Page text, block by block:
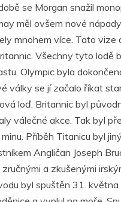
se Morgan snažil
měl ovšem nové
mnohem více. Tato vize
Všechny tyto lodě
Olympic byla
války se jí začalo říkat
loď. Britannic byl
válečné akce. Tak byl
Příběh Titanicu byl
Angličan Joseph
a zkušenými
byl spuštěn 31.